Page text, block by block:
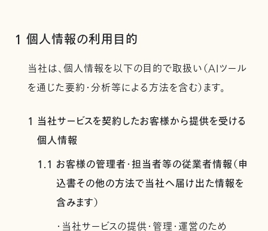
1 個人情報の利用目的
当社は、個人情報を以下の目的で取扱い（AIツール
を通じた要約・分析等による方法を含む）ます。
1 当社サービスを契約したお客様から提供を受ける
個人情報
1.1 お客様の管理者・担当者等の従業者情報（申
込書その他の方法で当社へ届け出た情報を
含みます）
・当社サービスの提供・管理・運営のため